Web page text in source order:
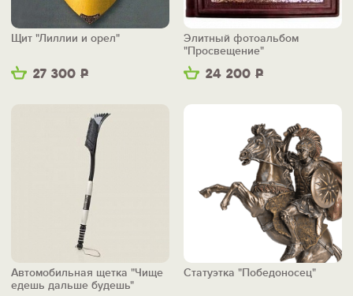
27 300 Р
Щит "Лиллии и орел"
24 200 Р
Элитный фотоальбом
"Просвещение"
Автомобильная щетка "Чище
едешь дальше будешь"
Статуэтка "Победоносец"